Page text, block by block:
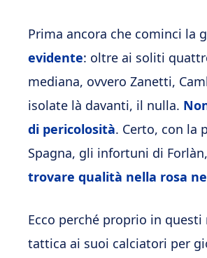
Prima ancora che cominci la
evidente: oltre ai soliti
mediana, ovvero Zanetti,
isolate là davanti, il nulla.
di pericolosità. Certo, con la
Spagna, gli infortuni di
trovare qualità nella rosa
Ecco perché proprio in
tattica ai suoi calciatori per